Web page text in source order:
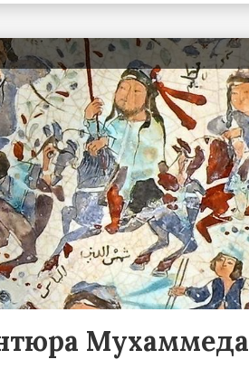
Мухаммеда